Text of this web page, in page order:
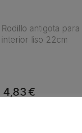
Rodillo antigota
interior liso 22cm
4,83€